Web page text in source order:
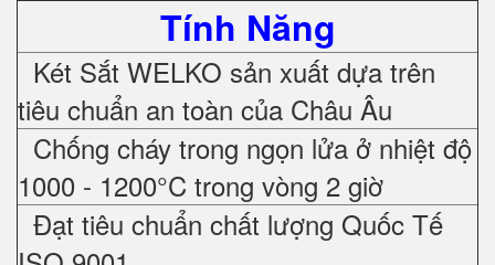
Tính Năng
Két Sắt WELKO sản xuất dựa trên
tiêu chuẩn an toàn của Châu Âu
Chống cháy trong ngọn lửa ở nhiệt độ
1000 - 1200°C trong vòng 2 giờ
Đạt tiêu chuẩn chất lượng Quốc Tế